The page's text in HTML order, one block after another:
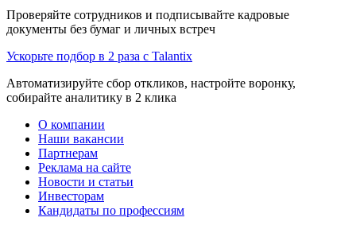
Проверяйте сотрудников и подписывайте кадровые
документы без бумаг и личных встреч
Ускорьте подбор в 2 раза с Talantix
Автоматизируйте сбор откликов, настройте воронку,
собирайте аналитику в 2 клика
О компании
Наши вакансии
Партнерам
Реклама на сайте
Новости и статьи
Инвесторам
Кандидаты по профессиям